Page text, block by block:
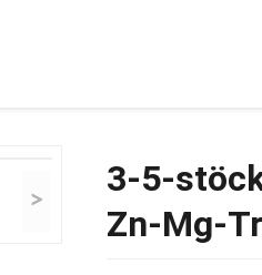
>
3-5-
Zn-Mg-